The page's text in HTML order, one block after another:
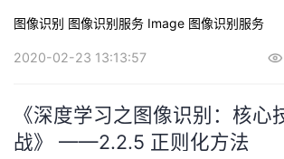
图像识别 图像识别服务 Image 图像识别服务
2020-02-23 13:13:57
《深度学习之图像识别：核心
战》 ——2.2.5 正则化方法